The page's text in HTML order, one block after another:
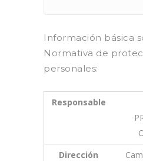
Información básica
Normativa de
personales:
Responsable
Dirección